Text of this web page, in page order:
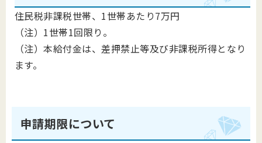
住民税非課税世帯、1世帯あたり7万円
（注）1世帯1回限り。
（注）本給付金は、差押禁止等及び非課税所得となり
ます。
申請期限について